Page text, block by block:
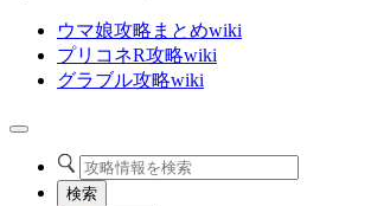
ウマ娘攻略まとめwiki
プリコネR攻略wiki
グラブル攻略wiki
検索